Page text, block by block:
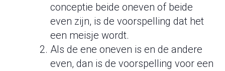
conceptie beide oneven of beide
even zijn, is de voorspelling dat het
een meisje wordt.
Als de ene oneven is en de andere
even, dan is de voorspelling voor een